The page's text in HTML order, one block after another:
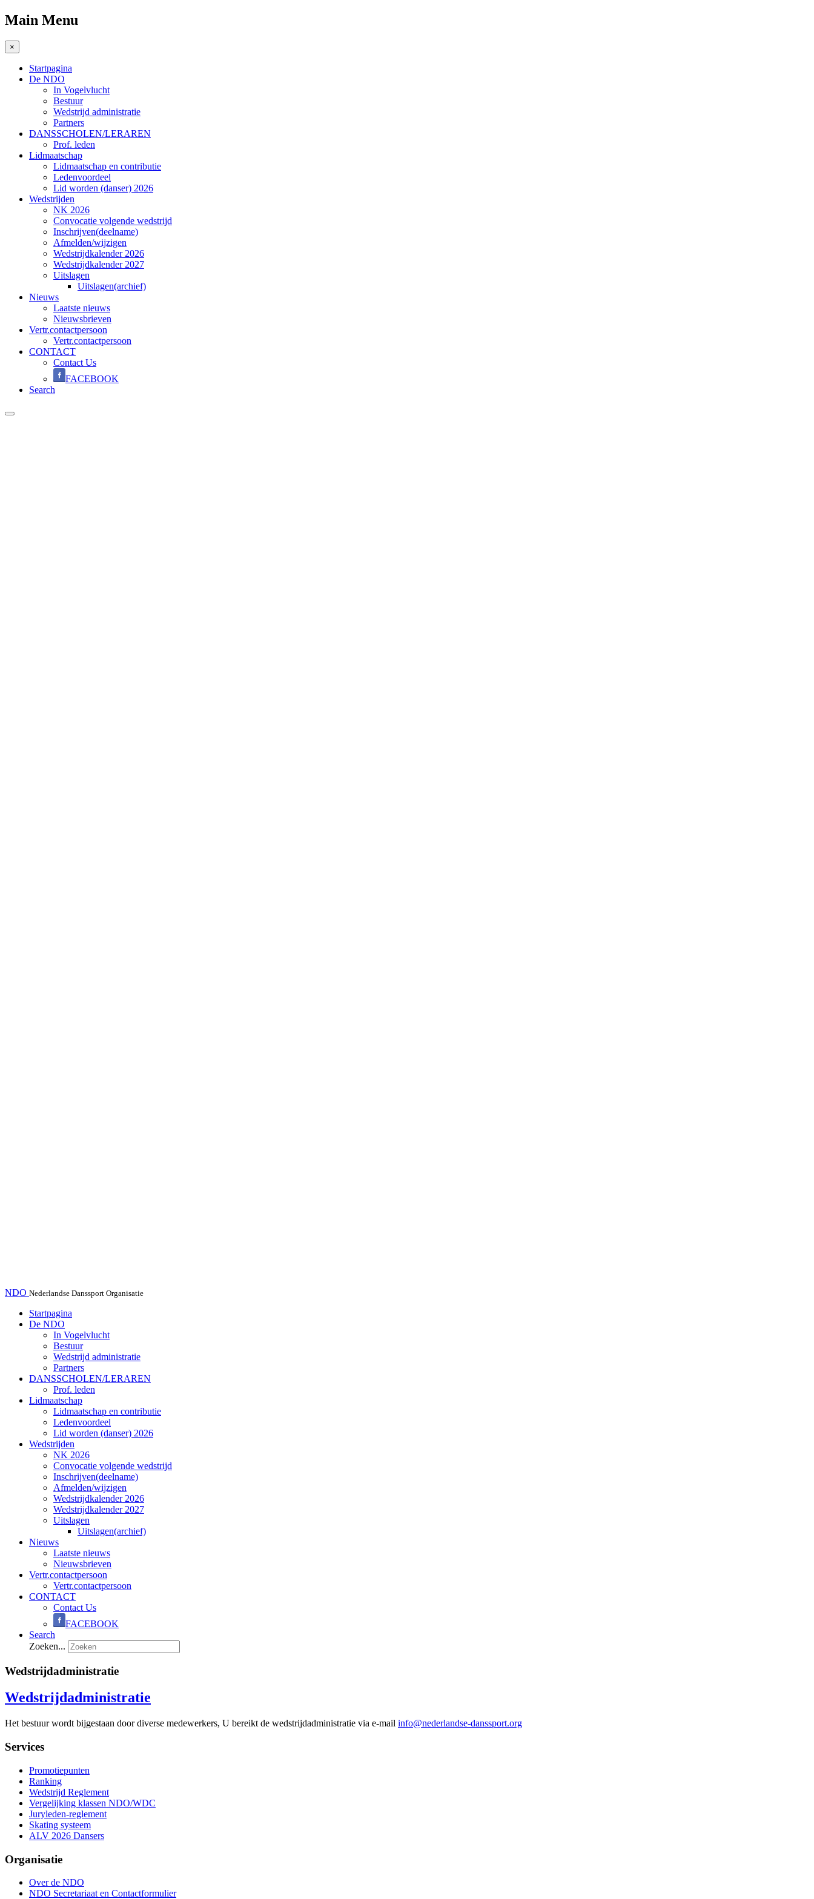
Main Menu
×
Startpagina
De NDO
In Vogelvlucht
Bestuur
Wedstrijd administratie
Partners
DANSSCHOLEN/LERAREN
Prof. leden
Lidmaatschap
Lidmaatschap en contributie
Ledenvoordeel
Lid worden (danser) 2026
Wedstrijden
NK 2026
Convocatie volgende wedstrijd
Inschrijven(deelname)
Afmelden/wijzigen
Wedstrijdkalender 2026
Wedstrijdkalender 2027
Uitslagen
Uitslagen(archief)
Nieuws
Laatste nieuws
Nieuwsbrieven
Vertr.contactpersoon
Vertr.contactpersoon
CONTACT
Contact Us
FACEBOOK
Search
NDO Nederlandse Danssport Organisatie
Startpagina
De NDO
In Vogelvlucht
Bestuur
Wedstrijd administratie
Partners
DANSSCHOLEN/LERAREN
Prof. leden
Lidmaatschap
Lidmaatschap en contributie
Ledenvoordeel
Lid worden (danser) 2026
Wedstrijden
NK 2026
Convocatie volgende wedstrijd
Inschrijven(deelname)
Afmelden/wijzigen
Wedstrijdkalender 2026
Wedstrijdkalender 2027
Uitslagen
Uitslagen(archief)
Nieuws
Laatste nieuws
Nieuwsbrieven
Vertr.contactpersoon
Vertr.contactpersoon
CONTACT
Contact Us
FACEBOOK
Search
Zoeken...
Wedstrijdadministratie
Wedstrijdadministratie
Het bestuur wordt bijgestaan door diverse medewerkers, U bereikt de wedstrijdadministratie via e-mail info@nederlandse-danssport.org
Services
Promotiepunten
Ranking
Wedstrijd Reglement
Vergelijking klassen NDO/WDC
Juryleden-reglement
Skating systeem
ALV 2026 Dansers
Organisatie
Over de NDO
NDO Secretariaat en Contactformulier